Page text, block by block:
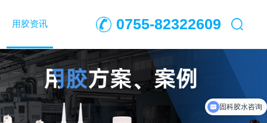
用胶资讯 0755-82322609
可以粘哪些材料？